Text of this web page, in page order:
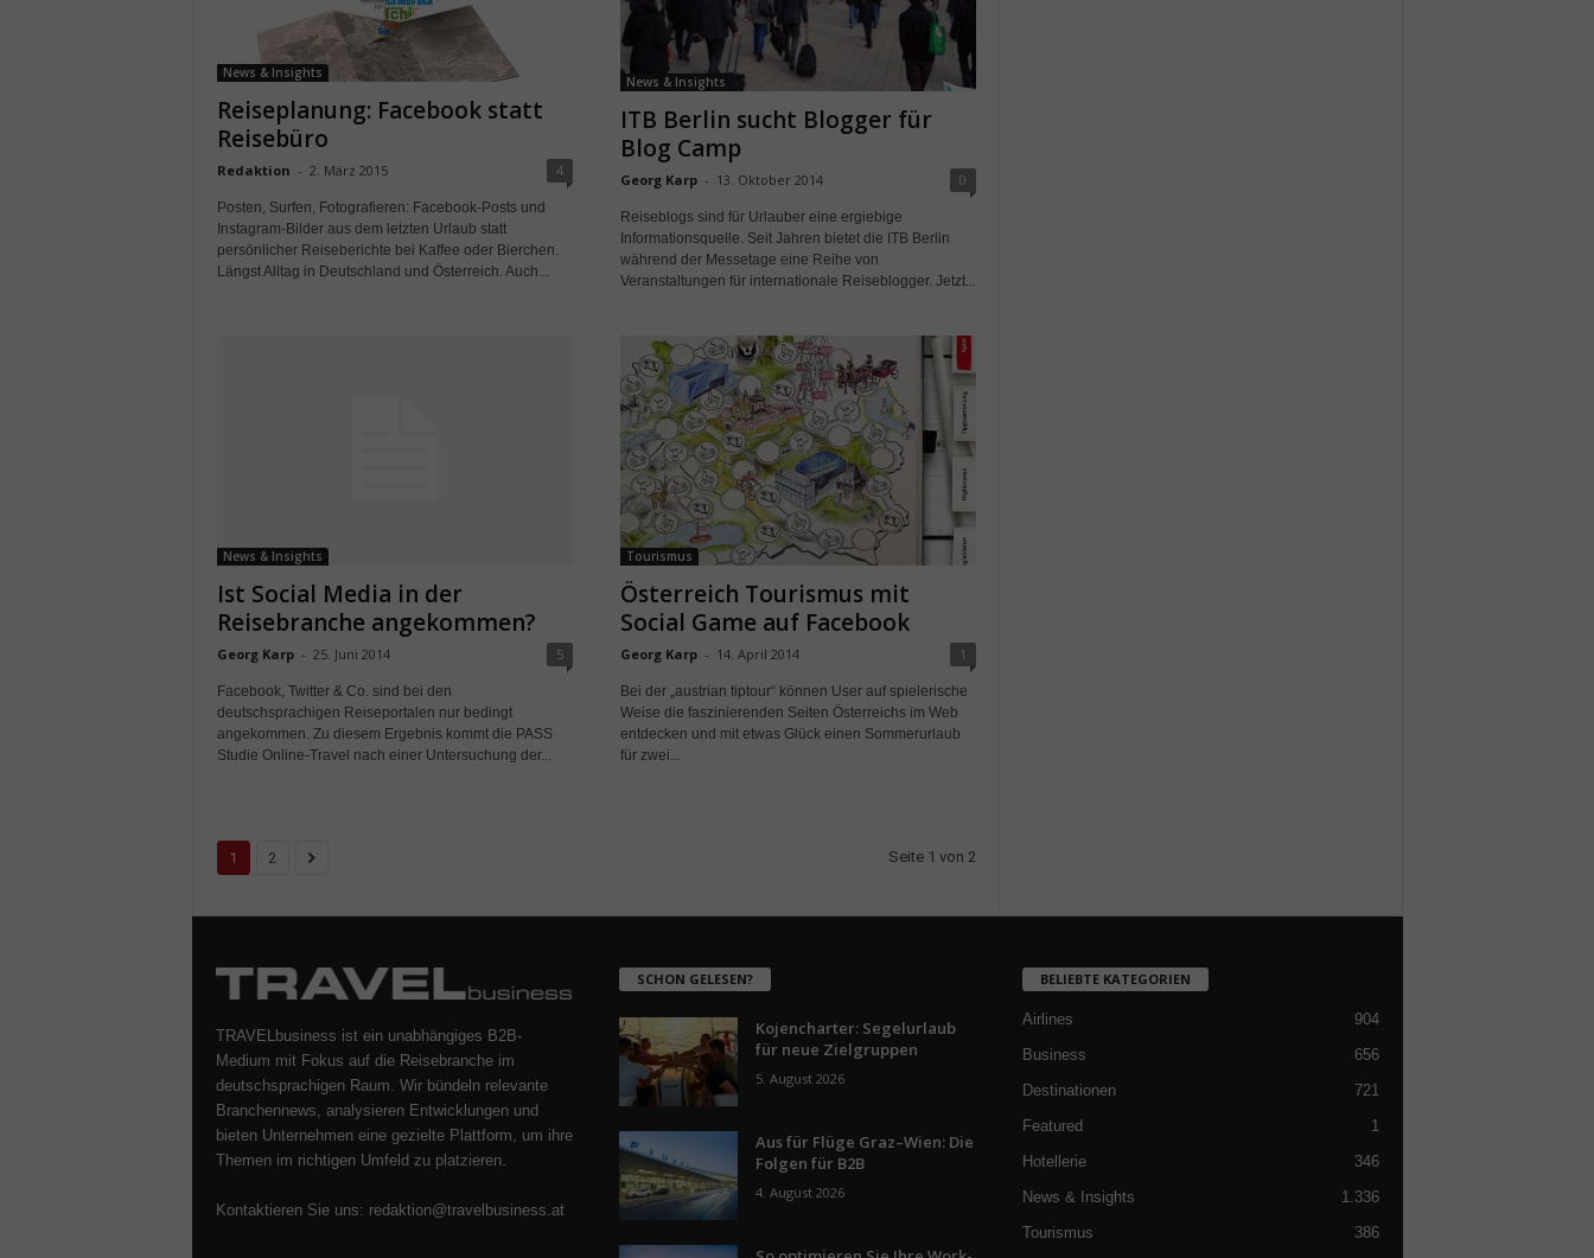
News & Insights
Reiseplanung: Facebook statt
Reisebüro
Redaktion - 2. März 2015 4
Posten, Surfen, Fotografieren: Facebook-Posts und
Instagram-Bilder aus dem letzten Urlaub statt
persönlicher Reiseberichte bei Kaffee oder Bierchen.
Längst Alltag in Deutschland und Österreich. Auch...
News & Insights
ITB Berlin sucht Blogger für
Blog Camp
Georg Karp - 13. Oktober 2014 0
Reiseblogs sind für Urlauber eine ergiebige
Informationsquelle. Seit Jahren bietet die ITB Berlin
während der Messetage eine Reihe von
Veranstaltungen für internationale Reiseblogger. Jetzt...
News & Insights
Ist Social Media in der
Reisebranche angekommen?
Georg Karp - 25. Juni 2014 5
Facebook, Twitter & Co. sind bei den
deutschsprachigen Reiseportalen nur bedingt
angekommen. Zu diesem Ergebnis kommt die PASS
Studie Online-Travel nach einer Untersuchung der...
Tourismus
Österreich Tourismus mit
Social Game auf Facebook
Georg Karp - 14. April 2014 1
Bei der „austrian tiptour“ können User auf spielerische
Weise die faszinierenden Seiten Österreichs im Web
entdecken und mit etwas Glück einen Sommerurlaub
für zwei...
1 2 Seite 1 von 2
TRAVELbusiness ist ein unabhängiges B2B-
Medium mit Fokus auf die Reisebranche im
deutschsprachigen Raum. Wir bündeln relevante
Branchennews, analysieren Entwicklungen und
bieten Unternehmen eine gezielte Plattform, um ihre
Themen im richtigen Umfeld zu platzieren.
Kontaktieren Sie uns: redaktion@travelbusiness.at
SCHON GELESEN?
Kojencharter: Segelurlaub
für neue Zielgruppen
5. August 2026
Aus für Flüge Graz–Wien: Die
Folgen für B2B
4. August 2026
BELIEBTE KATEGORIEN
Airlines
904
Business
656
Destinationen
721
Featured
1
Hotellerie
346
News & Insights
1.336
Tourismus
386